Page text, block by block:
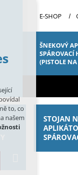
E-SHOP
ŠNEKOVÝ
SPÁROVACÍ
(PISTOLE
STOJAN
to, co
našem